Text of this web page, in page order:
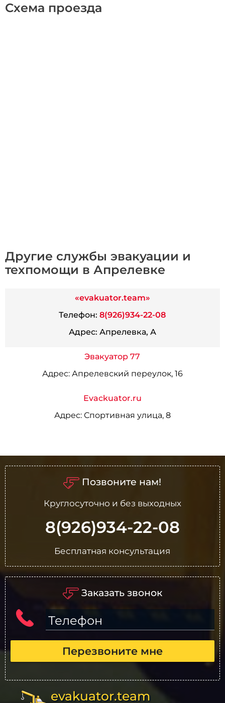
Схема проезда
Другие службы эвакуации и
техпомощи в Апрелевке
«evakuator.team»
Телефон: 8(926)934-22-08
Адрес: Апрелевка, А
Эвакуатор 77
Адрес:Апрелевский переулок, 16
Evackuator.ru
Адрес:Спортивная улица, 8
Позвоните нам!
Круглосуточно и без выходных
8(926)934-22-08
Бесплатная консультация
Заказать звонок
Телефон
Перезвоните мне
evakuator.team